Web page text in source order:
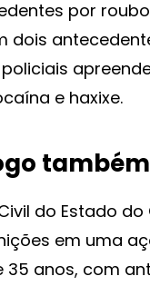
por
dois
e haxixe.
do Estado
em uma
35 anos, com